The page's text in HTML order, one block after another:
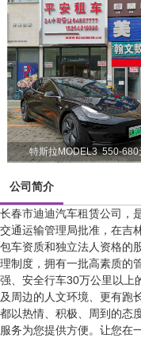
特斯拉MODEL3 550-680
公司简介
长春市迪迪汽车租赁公司，
交通运输管理局批准，在吉
包车资质和独立法人资格的
理制度，拥有一批高素质的
强、安全行车30万公里以上
及周边的人文环境、更有跑
都以热情、积极、周到的态
服务为您提供方便。让您在